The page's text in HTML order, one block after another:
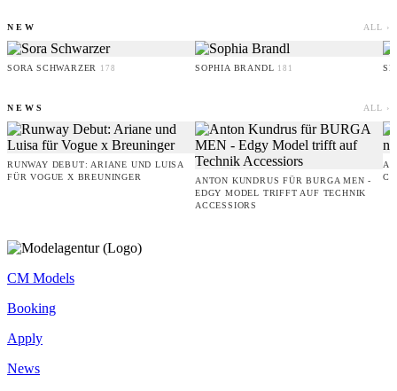
NEW ALL ›
SORA SCHWARZER 178 SOPHIA BRANDL 181
NEWS ALL ›
RUNWAY DEBUT: ARIANE UND LUISA
FÜR VOGUE X BREUNINGER
ANTON KUNDRUS FÜR BURGA MEN -
EDGY MODEL TRIFFT AUF TECHNIK
ACCESSIORS
CM Models
Booking
Apply
News